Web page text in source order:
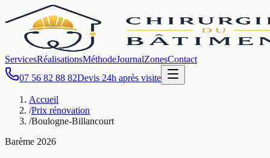
ServicesRéalisationsMéthodeJournalZonesContact
07 56 82 88 82Devis 24h après visite
Accueil
/Prix rénovation
/Boulogne-Billancourt
Barème 2026